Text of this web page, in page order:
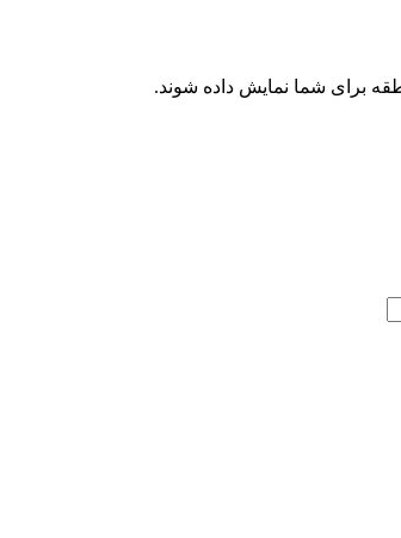
برای شما نمایش داده شوند.